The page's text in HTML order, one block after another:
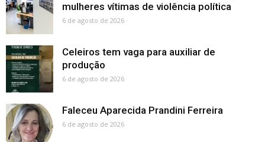
mulheres vítimas de violência política
6 de agosto de 2026
Celeiros tem vaga para auxiliar de
produção
6 de agosto de 2026
Faleceu Aparecida Prandini Ferreira
6 de agosto de 2026